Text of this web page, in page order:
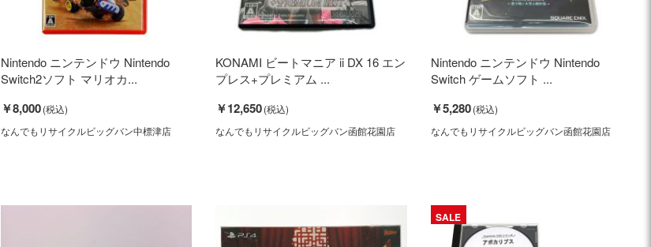
Nintendo ニンテンドウ Nintendo
Switch2ソフト マリオカ...
￥8,000
なんでもリサイクルビッグバン中標津店
KONAMI ビートマニア ii DX 16 エン
プレス+プレミアム ...
￥12,650
なんでもリサイクルビッグバン函館花園店
Nintendo ニンテンドウ Nintendo
Switch ゲームソフト ...
￥5,280
なんでもリサイクルビッグバン函館花園店
SALE